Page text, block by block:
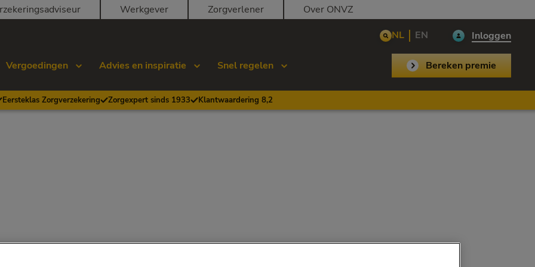
Werkgever Zorgverlener
Over ONVZ
NL EN Inloggen
Vergoedingen Advies en inspiratie Snel regelen Bereken premie
Eersteklas Zorgverzekering Zorgexpert sinds 1933 Klantwaardering 8,2